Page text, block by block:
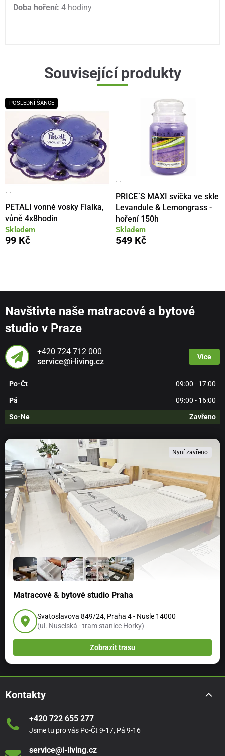
Doba hoření: 4 hodiny
Související produkty
POSLEDNÍ ŠANCE
· ·
PETALI vonné vosky Fialka,
vůně 4x8hodin
Skladem
99 Kč
· ·
PRICE´S MAXI svíčka ve skle
Levandule & Lemongrass -
hoření 150h
Skladem
549 Kč
Navštivte naše matracové a bytové
studio v Praze
+420 724 712 000
service@i-living.cz
Více
Po-Čt 09:00 - 17:00
Pá 09:00 - 16:00
So-Ne Zavřeno
Nyní zavřeno
Matracové & bytové studio Praha
Svatoslavova 849/24, Praha 4 - Nusle 14000
(ul. Nuselská - tram stanice Horky)
Zobrazit trasu
Kontakty
+420 722 655 277
Jsme tu pro vás Po-Čt 9-17, Pá 9-16
service@i-living.cz